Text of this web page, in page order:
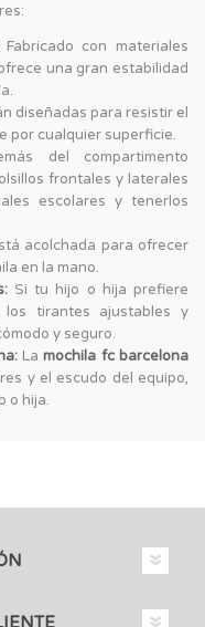
con materiales
una gran estabilidad
diseñadas para resistir el
por cualquier superficie.
del compartimento
frontales y laterales
escolares y tenerlos
acolchada para ofrecer
en la mano.
Si tu hijo o hija prefiere
tirantes ajustables y
y seguro.
Lamochila fc barcelona
y el escudo del equipo,
o hija.